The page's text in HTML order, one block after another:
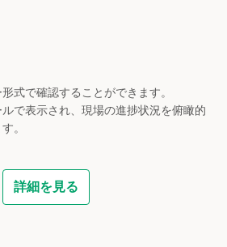
式で確認することができます。
で表示され、現場の進捗状況を俯瞰的
。
詳細を見る